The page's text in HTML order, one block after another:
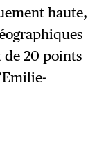
haute,
de 20 points